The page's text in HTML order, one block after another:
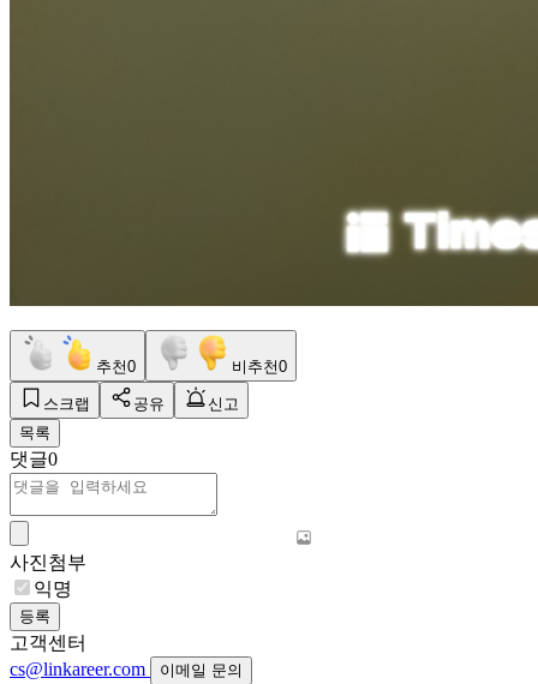
추천0 비추천0
스크랩 공유
신고
목록
댓글0
사진첨부
익명
등록
고객센터
cs@linkareer.com
이메일 문의